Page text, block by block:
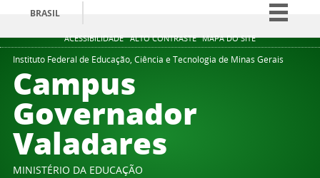
ACESSIBILIDADE ALTO CONTRASTE MAPA DO SITE
BRASIL
Simplifique!
Comunica BR
Instituto Federal de Educação, Ciência e Tecnologia de Minas Gerais
Campus
Governador
Valadares
MINISTÉRIO DA EDUCAÇÃO